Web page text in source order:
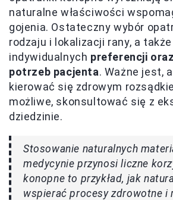
naturalne właściwości
gojenia. Ostateczny wybór
rodzaju i lokalizacji rany, a także
indywidualnych preferencji
potrzeb pacjenta. Ważne jest,
kierować się zdrowym
możliwe, skonsultować się z
dziedzinie.
Stosowanie naturalnych
medycynie przynosi liczne
konopne to przykład, jak
wspierać procesy zdrowotne i